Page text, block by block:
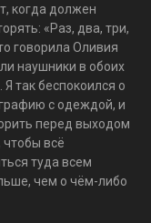
когда должен
«Раз, два, три,
говорила Оливия
наушники в обоих
так беспокоился о
с одеждой, и
перед выходом
чтобы всё
туда всем
чем о чём-либо